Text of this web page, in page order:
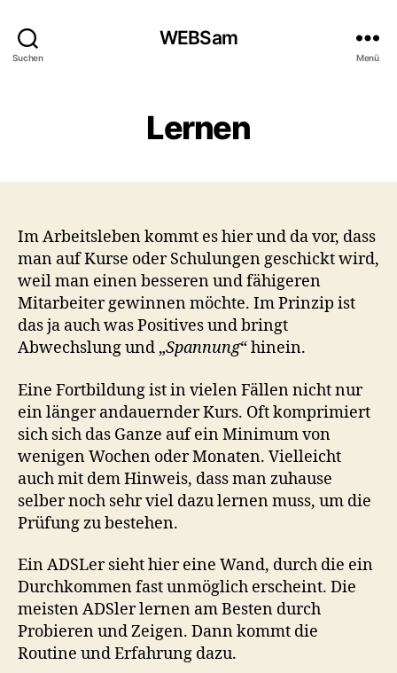
Suchen
WEBSam
Menü
Lernen
Im Arbeitsleben kommt es hier und da vor, dass
man auf Kurse oder Schulungen geschickt wird,
weil man einen besseren und fähigeren
Mitarbeiter gewinnen möchte. Im Prinzip ist
das ja auch was Positives und bringt
Abwechslung und „Spannung“ hinein.
Eine Fortbildung ist in vielen Fällen nicht nur
ein länger andauernder Kurs. Oft komprimiert
sich sich das Ganze auf ein Minimum von
wenigen Wochen oder Monaten. Vielleicht
auch mit dem Hinweis, dass man zuhause
selber noch sehr viel dazu lernen muss, um die
Prüfung zu bestehen.
Ein ADSLer sieht hier eine Wand, durch die ein
Durchkommen fast unmöglich erscheint. Die
meisten ADSler lernen am Besten durch
Probieren und Zeigen. Dann kommt die
Routine und Erfahrung dazu.